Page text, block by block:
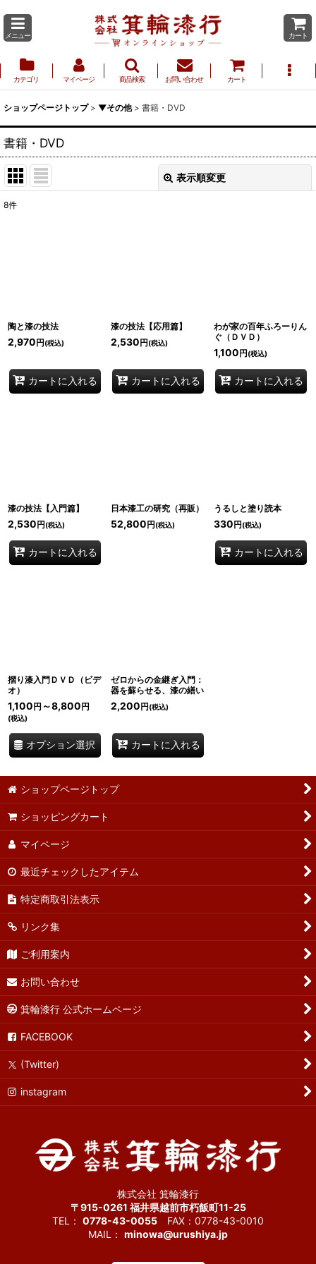
メニュー カート
カテゴリ マイページ 商品検索 お問い合わせ カート
ショップページトップ > ▼その他 > 書籍・DVD
書籍・DVD
表示順変更
8件
陶と漆の技法
2,970円(税込)
カートに入れる
漆の技法【応用篇】
2,530円(税込)
カートに入れる
わが家の百年ふろーりん
ぐ（ＤＶＤ）
1,100円(税込)
カートに入れる
漆の技法【入門篇】
2,530円(税込)
カートに入れる
日本漆工の研究（再販）
52,800円(税込)
うるしと塗り読本
330円(税込)
カートに入れる
摺り漆入門ＤＶＤ（ビデ
オ）
1,100円 ～8,800円
(税込)
オプション選択
ゼロからの金継ぎ入門：
器を蘇らせる、漆の繕い
2,200円(税込)
カートに入れる
ショップページトップ
ショッピングカート
マイページ
最近チェックしたアイテム
特定商取引法表示
リンク集
ご利用案内
お問い合わせ
箕輪漆行 公式ホームページ
FACEBOOK
(Twitter)
instagram
株式会社 箕輪漆行
〒915-0261 福井県越前市朽飯町11-25
TEL： 0778-43-0055 FAX：0778-43-0010
MAIL： minowa@urushiya.jp